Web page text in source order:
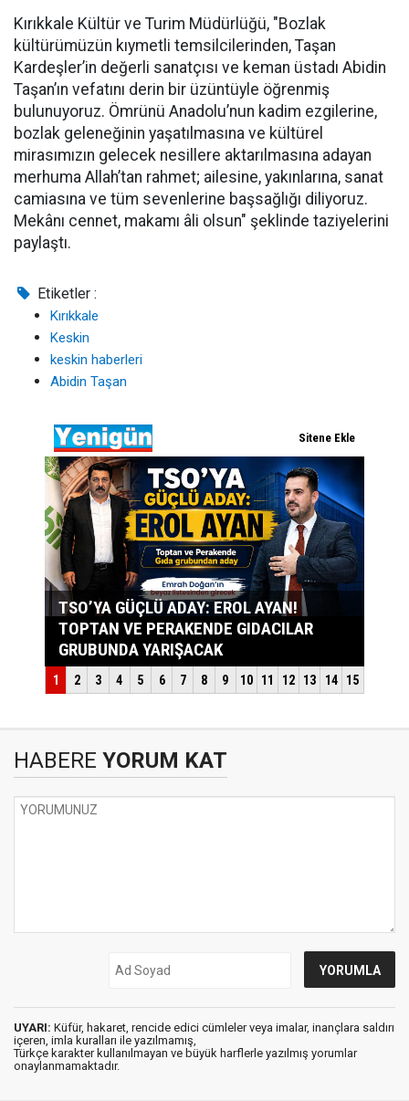
Kırıkkale Kültür ve Turim Müdürlüğü, "Bozlak
kültürümüzün kıymetli temsilcilerinden, Taşan
Kardeşler’in değerli sanatçısı ve keman üstadı Abidin
Taşan’ın vefatını derin bir üzüntüyle öğrenmiş
bulunuyoruz. Ömrünü Anadolu’nun kadim ezgilerine,
bozlak geleneğinin yaşatılmasına ve kültürel
mirasımızın gelecek nesillere aktarılmasına adayan
merhuma Allah’tan rahmet; ailesine, yakınlarına, sanat
camiasına ve tüm sevenlerine başsağlığı diliyoruz.
Mekânı cennet, makamı âli olsun" şeklinde taziyelerini
paylaştı.
Etiketler :
Kırıkkale
Keskin
keskin haberleri
Abidin Taşan
HABERE YORUM KAT
UYARI: Küfür, hakaret, rencide edici cümleler veya imalar, inançlara saldırı
içeren, imla kuralları ile yazılmamış,
Türkçe karakter kullanılmayan ve büyük harflerle yazılmış yorumlar
onaylanmamaktadır.